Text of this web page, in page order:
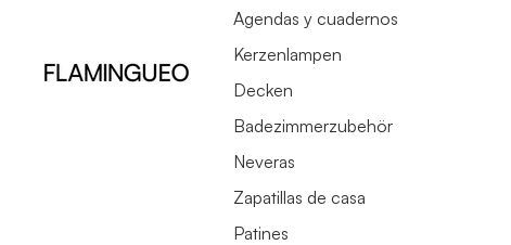
Agendas y cuadernos
Kerzenlampen
Decken
Badezimmerzubehör
Neveras
Zapatillas de casa
Patines